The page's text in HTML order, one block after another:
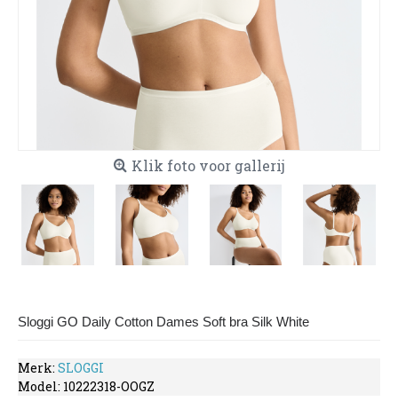
Klik foto voor gallerij
Sloggi GO Daily Cotton Dames Soft bra Silk White
Merk: SLOGGI
Model: 10222318-OOGZ